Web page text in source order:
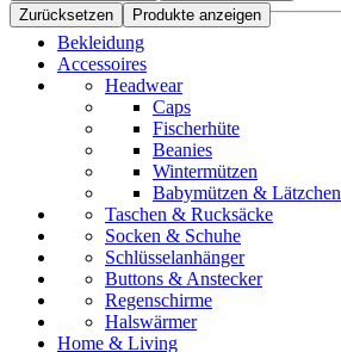
Zurücksetzen Produkte anzeigen
Bekleidung
Accessoires
Headwear
Caps
Fischerhüte
Beanies
Wintermützen
Babymützen & Lätzchen
Taschen & Rucksäcke
Socken & Schuhe
Schlüsselanhänger
Buttons & Anstecker
Regenschirme
Halswärmer
Home & Living